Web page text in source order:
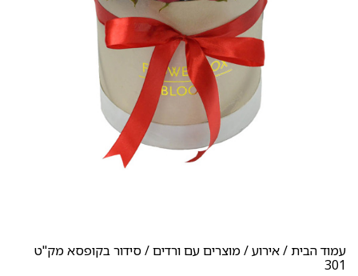
עמוד הבית /אירוע/מוצרים עם ורדים/ סידור בקופסא מק"ט
301